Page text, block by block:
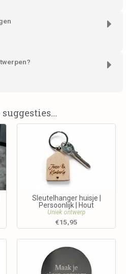
Sleutelhanger huisje |
Persoonlijk | Hout
Uniek ontwerp
€15,95